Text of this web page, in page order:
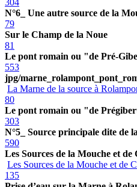
N°6_ Une autre source de la
79
Sur le Champ de la Noue
81
Le pont romain ou "de Pré-
553
jpg/
La Marne de la source à
80
Le pont romain ou "de
303
N°5_ Source principale dite de
590
Les Sources de la Mouche et de
Les Sources de la Mouche et de
135